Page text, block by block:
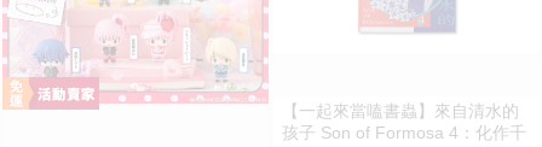
【一起來當嗑書蟲】來自清水的
孩子 Son of Formosa 4：化作千